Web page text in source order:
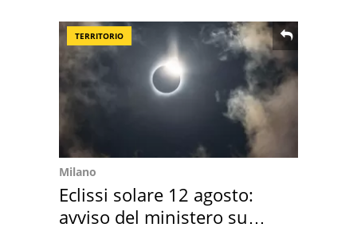
TERRITORIO
Milano
Eclissi solare 12 agosto:
avviso del ministero su